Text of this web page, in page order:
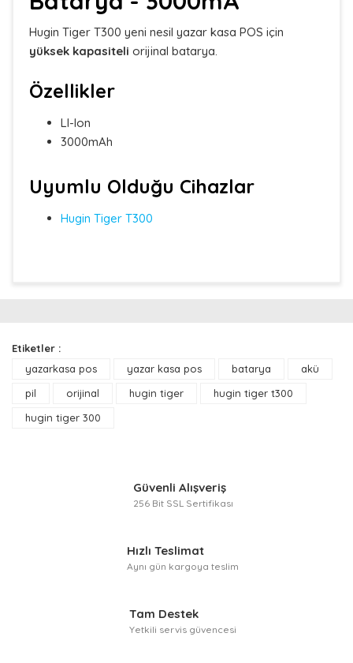
Hugin Tiger T300 yeni nesil yazar kasa POS için
yüksek kapasiteli orijinal batarya.
Özellikler
LI-Ion
3000mAh
Uyumlu Olduğu Cihazlar
Hugin Tiger T300
Ürün resmi kalitesiz, bozuk veya görüntülenemiyor.
Ürün açıklamasında eksik bilgiler bulunuyor.
Ürün bilgilerinde hatalar bulunuyor.
Gönder
Etiketler :
yazarkasa pos
yazar kasa pos batarya
akü
pil
orijinal hugin tiger
hugin tiger t300
hugin tiger 300
Güvenli Alışveriş
256 Bit SSL Sertifikası
Hızlı Teslimat
Aynı gün kargoya teslim
Tam Destek
Yetkili servis güvencesi